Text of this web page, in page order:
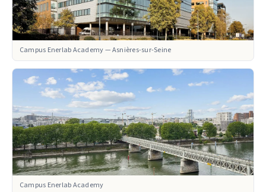
Campus Enerlab Academy — Asnières-sur-Seine
Campus Enerlab Academy